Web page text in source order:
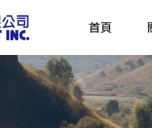
首頁
產品採購指南 TBS